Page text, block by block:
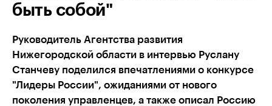
быть собой"
Руководитель Агентства развития
Нижегородской области в интервью Руслану
Станчеву поделился впечатлениями о конкурсе
"Лидеры России", ожиданиями от нового
поколения управленцев, а также описал Россию